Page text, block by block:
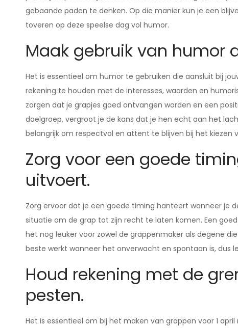
gebaande paden te denken. Op die manier kun je een
toveren op deze speelse dag vol humor.
Maak gebruik van humor
Het is essentieel om humor te gebruiken die aansluit bij
rekening te houden met de interesses, waarden en
zorgen dat je grapjes goed ontvangen worden en een
doelgroep, vergroot je de kans dat je hen echt aan het
belangrijk om respectvol en attent te blijven bij het kiezen
Zorg voor een goede
uitvoert.
Zorg ervoor dat je een goede timing hanteert wanneer je
situatie om de grap tot zijn recht te laten komen. Een
het nog leuker voor zowel de grappenmaker als degene
beste werkt wanneer het onverwacht en spontaan is,
Houd rekening met de
pesten.
Het is essentieel om bij het maken van grappen voor 1